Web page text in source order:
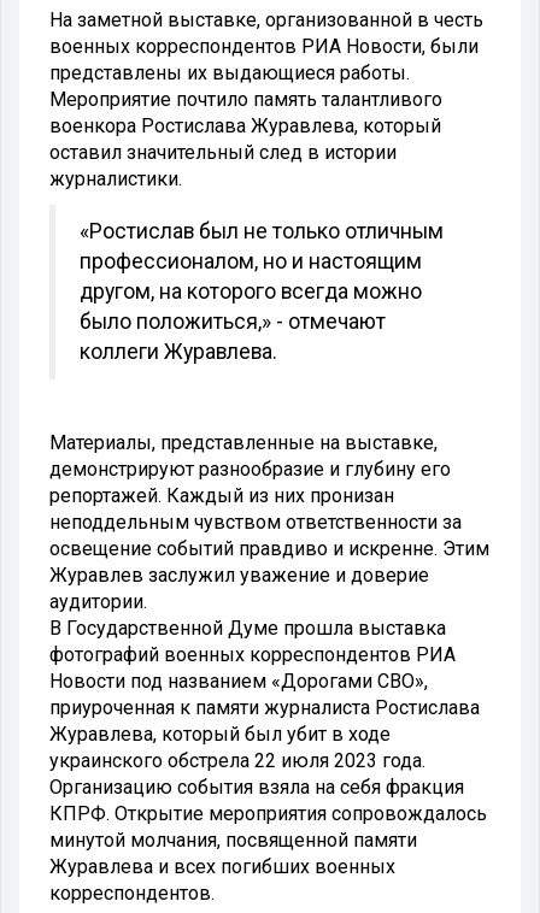
На заметной выставке, организованной в честь
военных корреспондентов РИА Новости, были
представлены их выдающиеся работы.
Мероприятие почтило память талантливого
военкора Ростислава Журавлева, который
оставил значительный след в истории
журналистики.
«Ростислав был не только отличным
профессионалом, но и настоящим
другом, на которого всегда можно
было положиться,» - отмечают
коллеги Журавлева.
Материалы, представленные на выставке,
демонстрируют разнообразие и глубину его
репортажей. Каждый из них пронизан
неподдельным чувством ответственности за
освещение событий правдиво и искренне. Этим
Журавлев заслужил уважение и доверие
аудитории.
В Государственной Думе прошла выставка
фотографий военных корреспондентов РИА
Новости под названием «Дорогами СВО»,
приуроченная к памяти журналиста Ростислава
Журавлева, который был убит в ходе
украинского обстрела 22 июля 2023 года.
Организацию события взяла на себя фракция
КПРФ. Открытие мероприятия сопровождалось
минутой молчания, посвященной памяти
Журавлева и всех погибших военных
корреспондентов.